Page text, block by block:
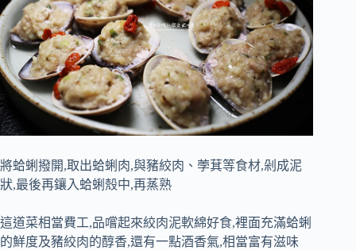
將蛤蜊撥開,取出蛤蜊肉,與豬絞肉、荸萁等食材,剁成泥
狀,最後再鑲入蛤蜊殼中,再蒸熟
這道菜相當費工,品嚐起來絞肉泥軟綿好食,裡面充滿蛤蜊
的鮮度及豬絞肉的醇香,還有一點酒香氣,相當富有滋味